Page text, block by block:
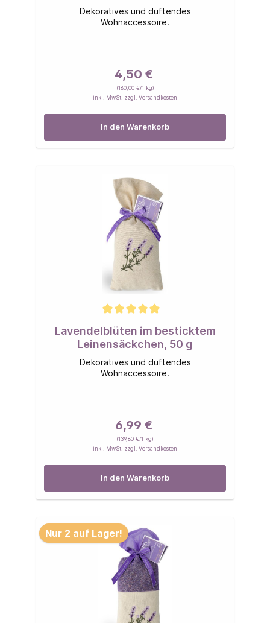
Dekoratives und duftendes
Wohnaccessoire.
4,50 €
(180,00 €/1 kg)
inkl. MwSt. zzgl. Versandkosten
In den Warenkorb
Lavendelblüten im besticktem
Leinensäckchen, 50 g
Dekoratives und duftendes
Wohnaccessoire.
6,99 €
(139,80 €/1 kg)
inkl. MwSt. zzgl. Versandkosten
In den Warenkorb
Nur 2 auf Lager!